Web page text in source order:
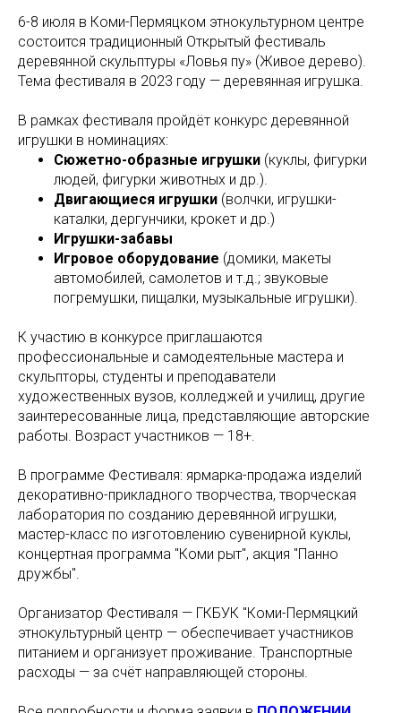
6-8 июля в Коми-Пермяцком этнокультурном центре
состоится традиционный Открытый фестиваль
деревянной скульптуры «Ловья пу» (Живое дерево).
Тема фестиваля в 2023 году — деревянная игрушка.
В рамках фестиваля пройдёт конкурс деревянной
игрушки в номинациях:
Сюжетно-образные игрушки (куклы, фигурки
людей, фигурки животных и др.).
Двигающиеся игрушки (волчки, игрушки-
каталки, дергунчики, крокет и др.)
Игрушки-забавы
Игровое оборудование (домики, макеты
автомобилей, самолетов и т.д.; звуковые
погремушки, пищалки, музыкальные игрушки).
К участию в конкурсе приглашаются
профессиональные и самодеятельные мастера и
скульпторы, студенты и преподаватели
художественных вузов, колледжей и училищ, другие
заинтересованные лица, представляющие авторские
работы. Возраст участников — 18+.
В программе Фестиваля: ярмарка-продажа изделий
декоративно-прикладного творчества, творческая
лаборатория по созданию деревянной игрушки,
мастер-класс по изготовлению сувенирной куклы,
концертная программа "Коми рыт", акция "Панно
дружбы".
Организатор Фестиваля — ГКБУК "Коми-Пермяцкий
этнокультурный центр — обеспечивает участников
питанием и организует проживание. Транспортные
расходы — за счёт направляющей стороны.